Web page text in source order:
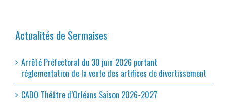
Actualités de Sermaises
Arrêté Préfectoral du 30 juin 2026 portant
réglementation de la vente des artifices de divertissement
CADO Théâtre d’Orléans Saison 2026-2027